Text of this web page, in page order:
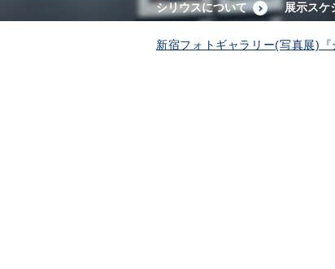
シリウスについて 展示スケ
新宿フォトギャラリー(写真展)